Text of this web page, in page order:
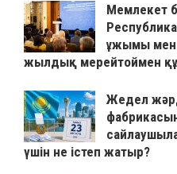
Мемлекет
ұжымы мен
жылдық мерейтоймен
Жедел
үшін не істеп жатыр?